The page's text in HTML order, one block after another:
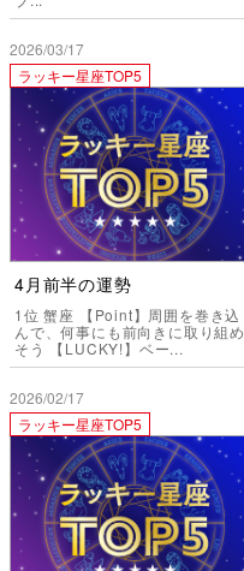
2026/03/17
ラッキー星座TOP5
4月前半の運勢
1位 蟹座 【Point】周囲を巻き込
んで、何事にも前向きに取り組め
そう 【LUCKY!】ベー...
2026/02/17
ラッキー星座TOP5